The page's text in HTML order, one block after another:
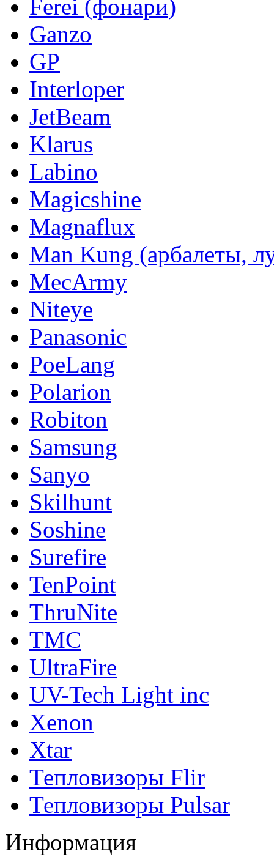
Ferei (фонари)
Ganzo
GP
Interloper
JetBeam
Klarus
Labino
Magicshine
Magnaflux
Man Kung (арбалеты,
MecArmy
Niteye
Panasonic
PoeLang
Polarion
Robiton
Samsung
Sanyo
Skilhunt
Soshine
Surefire
TenPoint
ThruNite
TMC
UltraFire
UV-Tech Light inc
Xenon
Xtar
Тепловизоры Flir
Тепловизоры Pulsar
Информация